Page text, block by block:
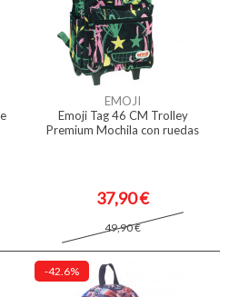
EMOJI
Emoji Tag 46 CM Trolley
Premium Mochila con ruedas
37,90 €
49,90 €
-42.6%